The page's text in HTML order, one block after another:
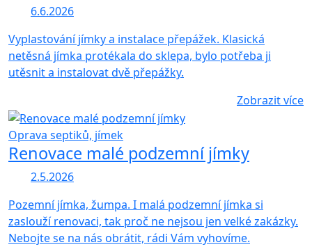
6.6.2026
Vyplastování jímky a instalace přepážek. Klasická
netěsná jímka protékala do sklepa, bylo potřeba ji
utěsnit a instalovat dvě přepážky.
Zobrazit více
Oprava septiků, jímek
Renovace malé podzemní jímky
2.5.2026
Pozemní jímka, žumpa. I malá podzemní jímka si
zaslouží renovaci, tak proč ne nejsou jen velké zakázky.
Nebojte se na nás obrátit, rádi Vám vyhovíme.